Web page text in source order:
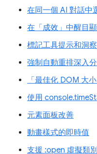
在同一個 AI 對話中
在「成效」中醒目
標記工具提示和洞
強制自動重排深入
「最佳化 DOM 大
使用
元素面板改善
動畫樣式的即時值
支援 :open 虛擬類